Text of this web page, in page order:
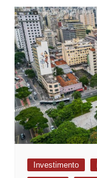
Investimento